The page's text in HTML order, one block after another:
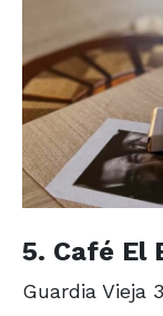
5. Café El
Guardia Vieja